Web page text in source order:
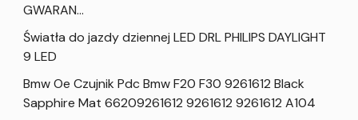
GWARAN…
Światła do jazdy dziennej LED DRL PHILIPS DAYLIGHT
9 LED
Bmw Oe Czujnik Pdc Bmw F20 F30 9261612 Black
Sapphire Mat 66209261612 9261612 9261612 A104